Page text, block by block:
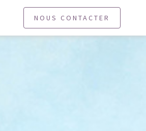
NOUS CONTACTER